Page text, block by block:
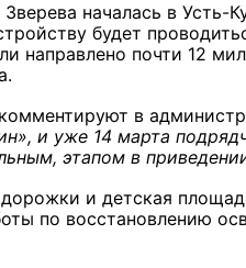
началась в Усть-
будет
направлено почти 12
комментируют в
и уже 14 марта
этапом в
и детская
по восстановлению